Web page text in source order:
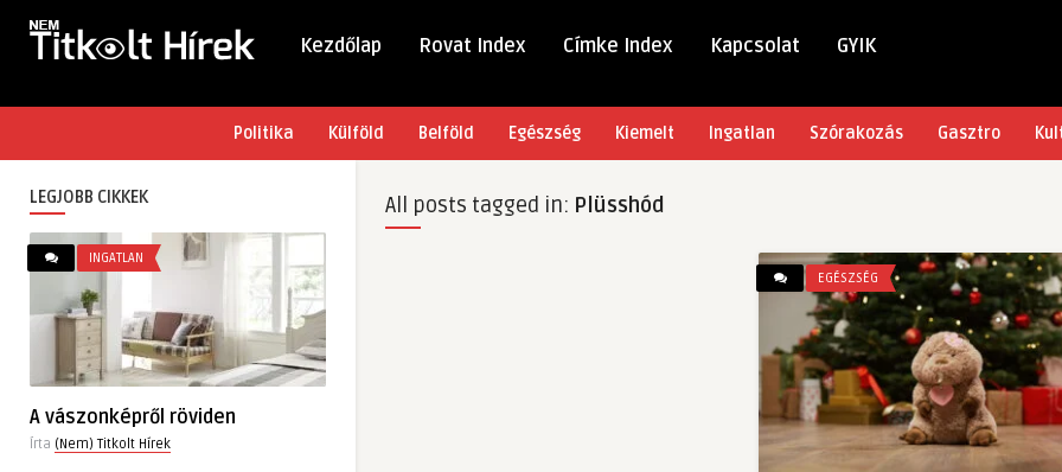
Kezdőlap Rovat Index Címke Index Kapcsolat GYIK
Politika Külföld Belföld Egészség Kiemelt Ingatlan Szórakozás Gasztro
LEGJOBB CIKKEK
INGATLAN
A vászonképről röviden
Írta (Nem) Titkolt Hírek
All posts tagged in: Plüsshód
EGÉSZSÉG